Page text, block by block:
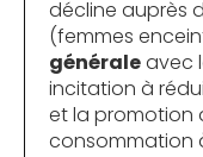
décline auprès
(femmes
généraleavec
incitation à
et la promotion
consommation